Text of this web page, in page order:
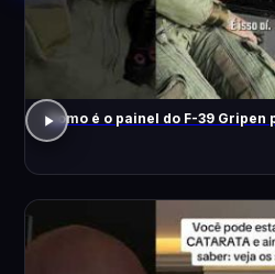
Como é o painel do F-39 Gripen